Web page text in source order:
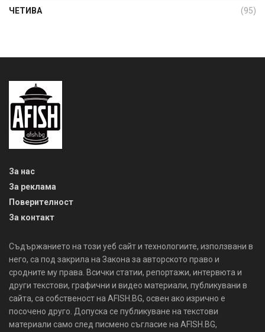
ЧЕТИВА (95)
За нас
За реклама
Поверителност
За контакт
Съдържанието на този уеб сайт и технологиите, използвани в
него, са под закрила на Закона за авторското право и
сродните му права. Всички статии, репортажи, интервюта и
други текстови, графични и видео материали, публикувани в
сайта, са собственост на AFISH.BG, освен ако изрично е
посочено друго. Допуска се публикуване на текстови
материали само след писмено съгласие на AFISH.BG,